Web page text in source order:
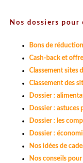
Nos dossiers pour
Bons de
Cash-back et
Classement sites
Classement des
Dossier :
Dossier : astuces
Dossier : les
Dossier :
Nos idées de
Nos conseils